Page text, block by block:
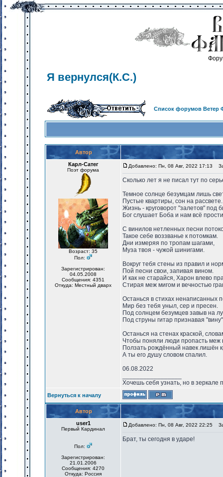
Я вернулся(К.С.)
Список форумов Ветер
Автор
Карл-Сатег
Поэт форума
Возраст: 35
Пол:
Зарегистрирован:
04.05.2008
Сообщения: 4351
Откуда: Местный дварх
Добавлено: Пн, 08 Авг, 2022 17:13
Сколько лет я не писал тут по
Темное солнце безумцам лишь
Пустые квартиры, сон на рассвете.
Жизнь - круговорот "залетов" под
Бог слушает Боба и нам всё
С винилов нетленных песни
Такое себе воззванье к потомкам.
Дни измеряя по тропам шагами,
Муза твоя - чужой шинигами.
Вокруг тебя стены из правил и
Пой песни свои, запивая вином.
И как не старайся, Харон влево
Стирая меж мигом и вечностью
Останься в стихах ненаписанных
Мир без тебя уныл, сер и пресен.
Под солнцем безумцев завыв на
Под струны гитар признавая
Останься на стенах краской,
Чтобы поняли люди пропасть меж
Ползать рождённый навек лишён
А ты его душу словом спалил.
06.08.2022
Хочешь себя узнать, но в зеркале
Вернуться к началу
Автор
user1
Первый Кардинал
Пол:
Зарегистрирован:
21.01.2006
Сообщения: 4270
Откуда: Россия
Добавлено: Пн, 08 Авг, 2022 22:25
Брат, ты сегодня в ударе!